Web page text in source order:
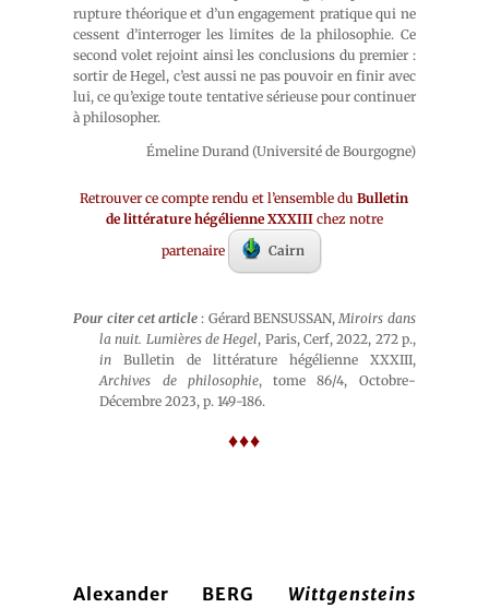
rupture théorique et d’un engagement pratique qui ne
cessent d’interroger les limites de la philosophie. Ce
second volet rejoint ainsi les conclusions du premier :
sortir de Hegel, c’est aussi ne pas pouvoir en finir avec
lui, ce qu’exige toute tentative sérieuse pour continuer
à philosopher.
Émeline Durand (Université de Bourgogne)
Retrouver ce compte rendu et l’ensemble duBulletin
de littérature hégélienne XXXIII chez notre
partenaire
Cairn
Pour citer cet article : Gérard BENSUSSAN,Miroirs dans
la nuit. Lumières de Hegel, Paris, Cerf, 2022, 272 p.,
in Bulletin de littérature hégélienne XXXIII,
Archives de philosophie, tome 86/4, Octobre-
Décembre 2023, p. 149-186.
♦♦♦
Alexander BERG Wittgensteins